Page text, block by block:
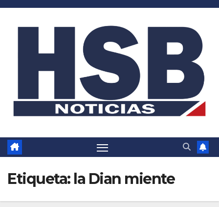
Saltar
Etiqueta: la Dian miente